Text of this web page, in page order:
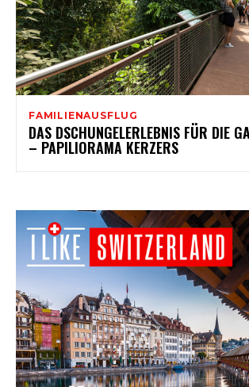
FAMILIENAUSFLUG
DAS DSCHUNGELERLEBNIS FÜR DIE
– PAPILIORAMA KERZERS